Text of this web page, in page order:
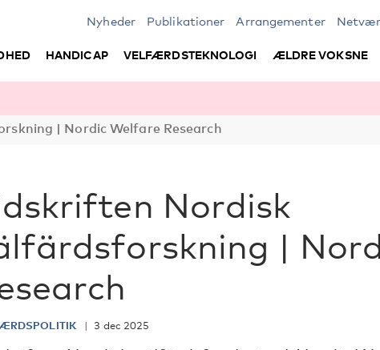
Nyheder Publikationer Arrangementer
HANDICAP VELFÆRDSTEKNOLOGI ÆLDRE VOKSNE
| Nordic Welfare Research
Nordisk
|
3 dec 2025